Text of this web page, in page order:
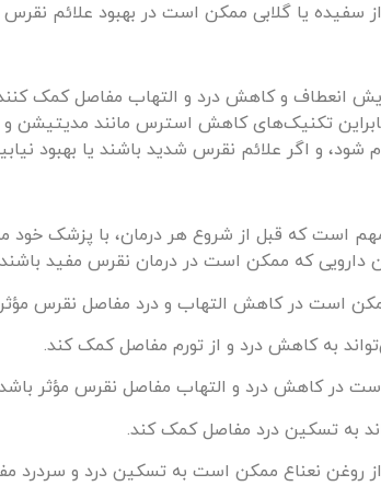
سفیده یا گلابی ممکن است در بهبود علائم نقرس
انعطاف و کاهش درد و التهاب مفاصل کمک
تکنیک‌های کاهش استرس مانند مدیتیشن
و اگر علائم نقرس شدید باشند یا بهبود
مهم است که قبل از شروع هر درمان، با پزشک
دارویی که ممکن است در درمان نقرس مفید
است در کاهش التهاب و درد مفاصل نقرس
به کاهش درد و از تورم مفاصل کمک کند.
در کاهش درد و التهاب مفاصل نقرس مؤثر
به تسکین درد مفاصل کمک کند.
روغن نعناع ممکن است به تسکین درد و سردرد